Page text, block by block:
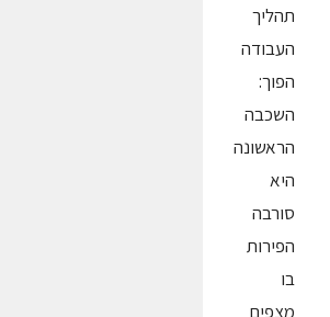
תהליך
העבודה
הפוך:
השכבה
הראשונה
היא
סורבה
הפירות
בו
מצפים